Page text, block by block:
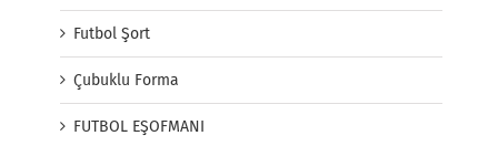
Futbol Şort
Çubuklu Forma
FUTBOL EŞOFMANI